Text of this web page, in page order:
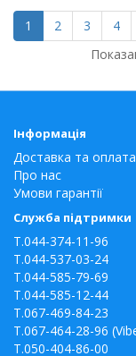
1 2 3 4
Інформація
Доставка та оплата
Про нас
Умови гарантії
Служба підтримки
T.044-374-11-96
T.044-537-03-24
T.044-585-79-69
T.044-585-12-44
T.067-469-84-23
T.067-464-28-96
T.050-404-86-00